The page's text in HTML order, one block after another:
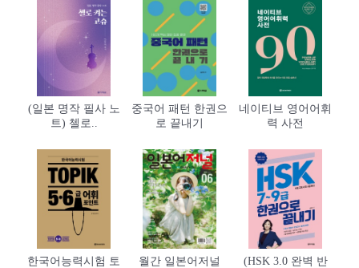
(일본 명작 필사 노
트) 첼로..
중국어 패턴 한권으
로 끝내기
네이티브 영어어휘
력 사전
한국어능력시험 토
월간 일본어저널
(HSK 3.0 완벽 반